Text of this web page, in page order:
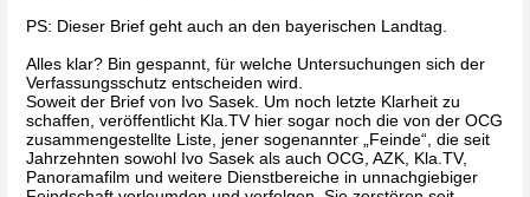
PS: Dieser Brief geht auch an den bayerischen Landtag.
Alles klar? Bin gespannt, für welche Untersuchungen sich der
Verfassungsschutz entscheiden wird.
Soweit der Brief von Ivo Sasek. Um noch letzte Klarheit zu
schaffen, veröffentlicht Kla.TV hier sogar noch die von der OCG
zusammengestellte Liste, jener sogenannter „Feinde“, die seit
Jahrzehnten sowohl Ivo Sasek als auch OCG, AZK, Kla.TV,
Panoramafilm und weitere Dienstbereiche in unnachgiebiger